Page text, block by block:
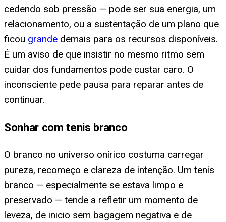
cedendo sob pressão — pode ser sua energia, um
relacionamento, ou a sustentação de um plano que
ficou grande demais para os recursos disponíveis.
É um aviso de que insistir no mesmo ritmo sem
cuidar dos fundamentos pode custar caro. O
inconsciente pede pausa para reparar antes de
continuar.
Sonhar com tenis branco
O branco no universo onírico costuma carregar
pureza, recomeço e clareza de intenção. Um tenis
branco — especialmente se estava limpo e
preservado — tende a refletir um momento de
leveza, de inicio sem bagagem negativa e de